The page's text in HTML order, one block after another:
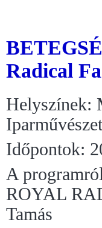
Radical
Helyszínek:
Időpontok:
A
ROYAL
Tamás